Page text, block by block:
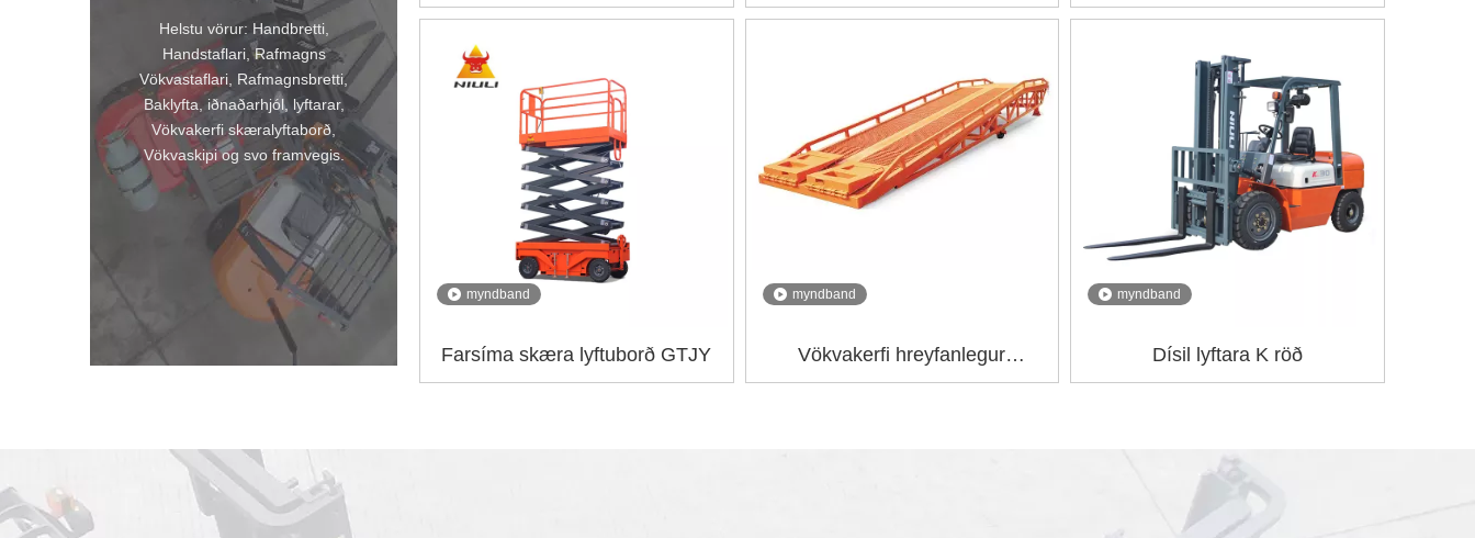
Helstu vörur: Handbretti,
Handstaflari, Rafmagns
Vökvastaflari, Rafmagnsbretti,
Baklyfta, iðnaðarhjól, lyftarar,
Vökvakerfi skæralyftaborð,
Vökvaskipi og svo framvegis.
EPT15Q
myndband
Farsíma skæra lyftuborð GTJY
myndband
Vökvakerfi hreyfanlegur
bryggjurampur
myndband
Dísil lyftara K röð